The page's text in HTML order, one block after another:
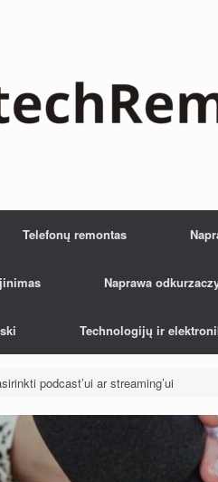
Telefonų remontas
Naprawa
Technologijų ir
podcast’ui ar streaming’ui